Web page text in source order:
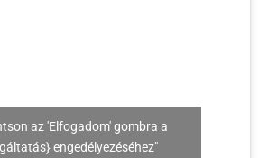
az 'Elfogadom' gombra a
engedélyezéséhez"